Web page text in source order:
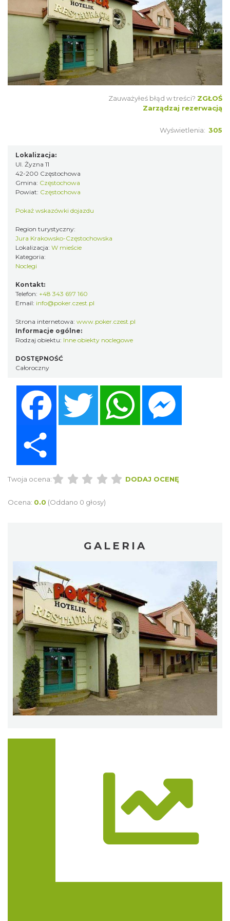
Zauważyłeś błąd w treści? ZGŁOŚ
Zarządzaj rezerwacją
Wyświetlenia: 305
Lokalizacja:
Ul. Żyzna 11
42-200 Częstochowa
Gmina: Częstochowa
Powiat: Częstochowa
Pokaż wskazówki dojazdu
Region turystyczny:
Jura Krakowsko-Częstochowska
Lokalizacja: W mieście
Kategoria:
Noclegi
Kontakt:
Telefon: +48 343 697 160
Email: info@poker.czest.pl
Strona internetowa: www.poker.czest.pl
Informacje ogólne:
Rodzaj obiektu: Inne obiekty noclegowe
DOSTĘPNOŚĆ
Całoroczny
Twitter
Twoja ocena: DODAJ OCENĘ
Ocena: 0.0 (Oddano 0 głosy)
GALERIA
Trasa